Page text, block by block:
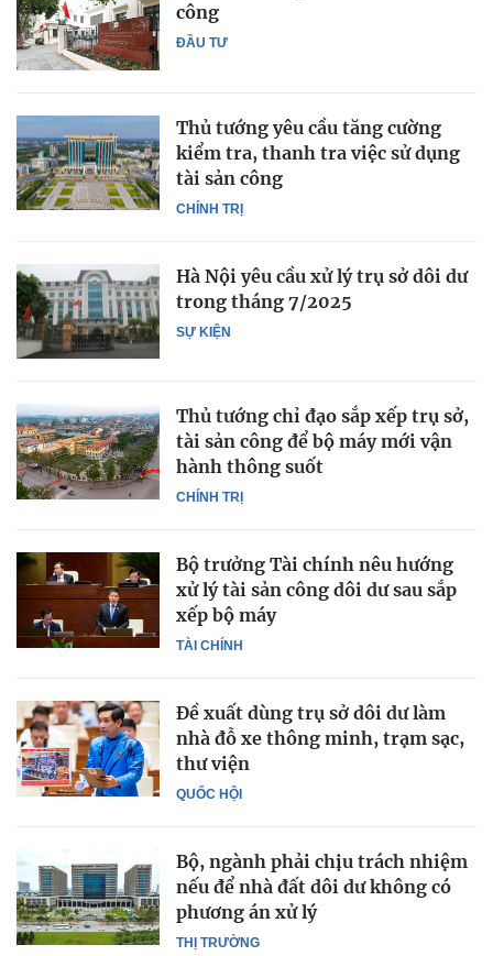
ĐẦU TƯ
công
CHÍNH TRỊ
Thủ tướng yêu cầu tăng cường
kiểm tra, thanh tra việc sử dụng
tài sản công
SỰ KIỆN
Hà Nội yêu cầu xử lý trụ sở dôi dư
trong tháng 7/2025
CHÍNH TRỊ
Thủ tướng chỉ đạo sắp xếp trụ sở,
tài sản công để bộ máy mới vận
hành thông suốt
TÀI CHÍNH
Bộ trưởng Tài chính nêu hướng
xử lý tài sản công dôi dư sau sắp
xếp bộ máy
QUỐC HỘI
Đề xuất dùng trụ sở dôi dư làm
nhà đỗ xe thông minh, trạm sạc,
thư viện
THỊ TRƯỜNG
Bộ, ngành phải chịu trách nhiệm
nếu để nhà đất dôi dư không có
phương án xử lý